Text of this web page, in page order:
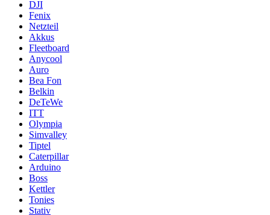
DJI
Fenix
Netzteil
Akkus
Fleetboard
Anycool
Auro
Bea Fon
Belkin
DeTeWe
ITT
Olympia
Simvalley
Tiptel
Caterpillar
Arduino
Boss
Kettler
Tonies
Stativ